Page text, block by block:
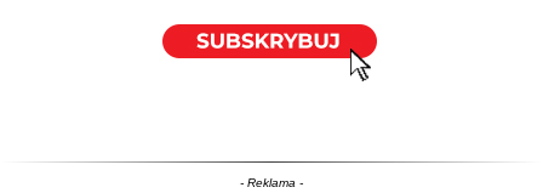
- Reklama -